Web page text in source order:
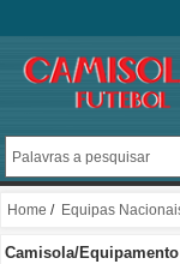
Home / Equipas
Camisola/